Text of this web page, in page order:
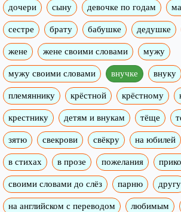
дочери сыну девочке по годам
сестре брату бабушке дедушке
жене жене своими словами мужу
мужу своими словами внучке внуку
племяннику крёстной крёстному
крестнику детям и внукам тёще
зятю свекрови свёкру на юбилей
в стихах в прозе пожелания
своими словами до слёз парню другу
на английском с переводом любимым